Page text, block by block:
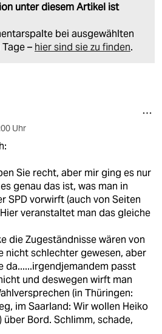
unter diesem Artikel ist
bei ausgewählten
– hier sind sie zu finden.
Uhr
Sie recht, aber mir ging es nur
genau das ist, was man in
SPD vorwirft (auch von Seiten
veranstaltet man das gleiche
die Zugeständnisse wären von
nicht schlechter gewesen, aber
da......irgendjemandem passt
und deswegen wirft man
(in Thüringen:
im Saarland: Wir wollen Heiko
über Bord. Schlimm, schade,